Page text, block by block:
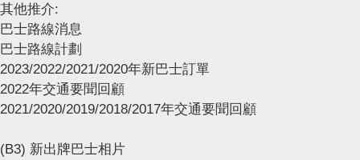
其他推介:
巴士路線消息
巴士路線計劃
2023/2022/2021/2020年新巴士訂單
2022年交通要聞回顧
2021/2020/2019/2018/2017年交通要聞回顧
(B3) 新出牌巴士相片